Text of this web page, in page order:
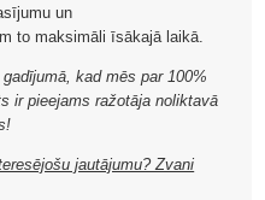
un
to maksimāli īsākajā laikā.
kad mēs par 100%
ir pieejams ražotāja noliktavā
jautājumu? Zvani